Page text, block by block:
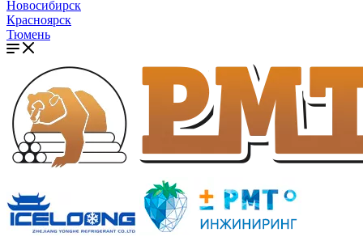
Новосибирск
Красноярск
Тюмень